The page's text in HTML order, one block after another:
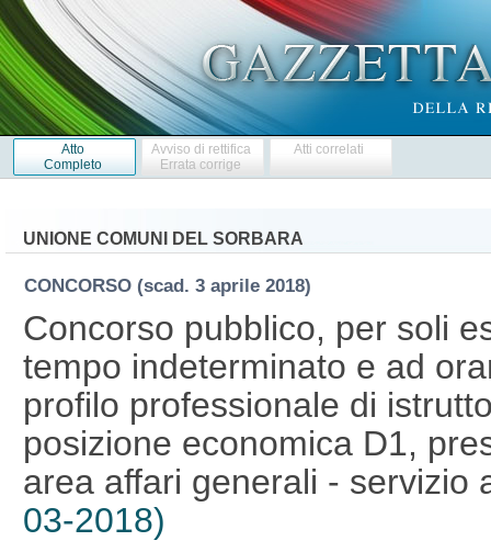
Atto
Completo
Avviso di rettifica
Errata corrige
Atti correlati
UNIONE COMUNI DEL SORBARA
CONCORSO (scad. 3 aprile 2018)
Concorso pubblico, per soli
tempo indeterminato e ad
profilo professionale di
posizione economica D1,
area affari generali - servizio
03-2018)